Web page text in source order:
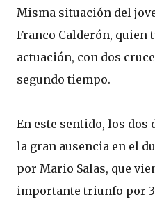
Misma situación del
Franco Calderón, quien
actuación, con dos
segundo tiempo.
En este sentido, los dos
la gran ausencia en el
por Mario Salas, que
importante triunfo por 3